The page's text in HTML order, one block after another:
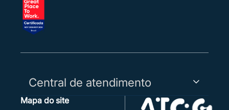
Central de atendimento
Capitais, Regiões Metropolitanas e WhatsApp:
Mapa do site